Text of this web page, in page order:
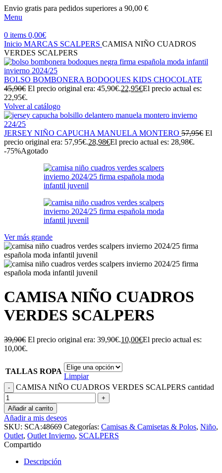
Envio gratis para pedidos superiores a 90,00 €
Menu
0 items 0,00€
Inicio MARCAS SCALPERS CAMISA NIÑO CUADROS
VERDES SCALPERS
BOLSO BOMBONERA BODOQUES KIDS CHOCOLATE
45,90€ El precio original era: 45,90€.22,95€El precio actual es:
22,95€.
Volver al catálogo
JERSEY NIÑO CAPUCHA MANUELA MONTERO 57,95€ El
precio original era: 57,95€.28,98€El precio actual es: 28,98€.
-75%Agotado
Ver más grande
CAMISA NIÑO CUADROS
VERDES SCALPERS
39,90€ El precio original era: 39,90€.10,00€El precio actual es:
10,00€.
TALLAS ROPA
Limpiar
CAMISA NIÑO CUADROS VERDES SCALPERS cantidad
Añadir al carrito
Añadir a mis deseos
SKU: SCA:48669 Categorías: Camisas & Camisetas & Polos, Niño,
Outlet, Outlet Invierno, SCALPERS
Compartido
Descripción